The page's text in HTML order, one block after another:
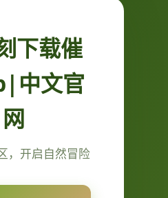
下载催
中文官
网
，开启自然冒险